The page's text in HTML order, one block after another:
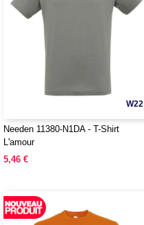
W22
Needen 11380-N1DA - T-Shirt
L'amour
5,46 €